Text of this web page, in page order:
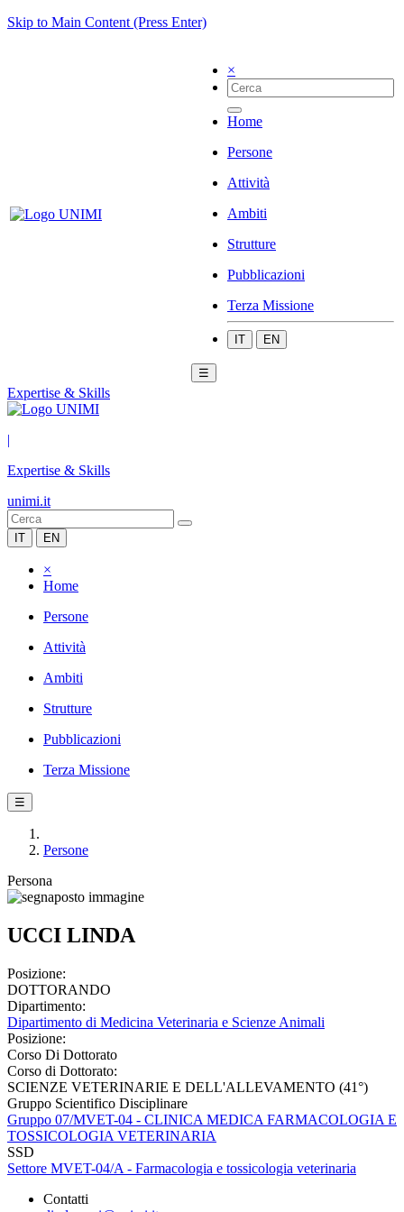
Skip to Main Content (Press Enter)
×
Home
Persone
Attività
Ambiti
Strutture
Pubblicazioni
Terza Missione
IT EN
☰
Expertise & Skills
|
Expertise & Skills
unimi.it
IT EN
×
Home
Persone
Attività
Ambiti
Strutture
Pubblicazioni
Terza Missione
☰
Persone
Persona
UCCI LINDA
Posizione:
DOTTORANDO
Dipartimento:
Dipartimento di Medicina Veterinaria e Scienze Animali
Posizione:
Corso Di Dottorato
Corso di Dottorato:
SCIENZE VETERINARIE E DELL'ALLEVAMENTO (41°)
Gruppo Scientifico Disciplinare
Gruppo 07/MVET-04 - CLINICA MEDICA FARMACOLOGIA E
TOSSICOLOGIA VETERINARIA
SSD
Settore MVET-04/A - Farmacologia e tossicologia veterinaria
Contatti